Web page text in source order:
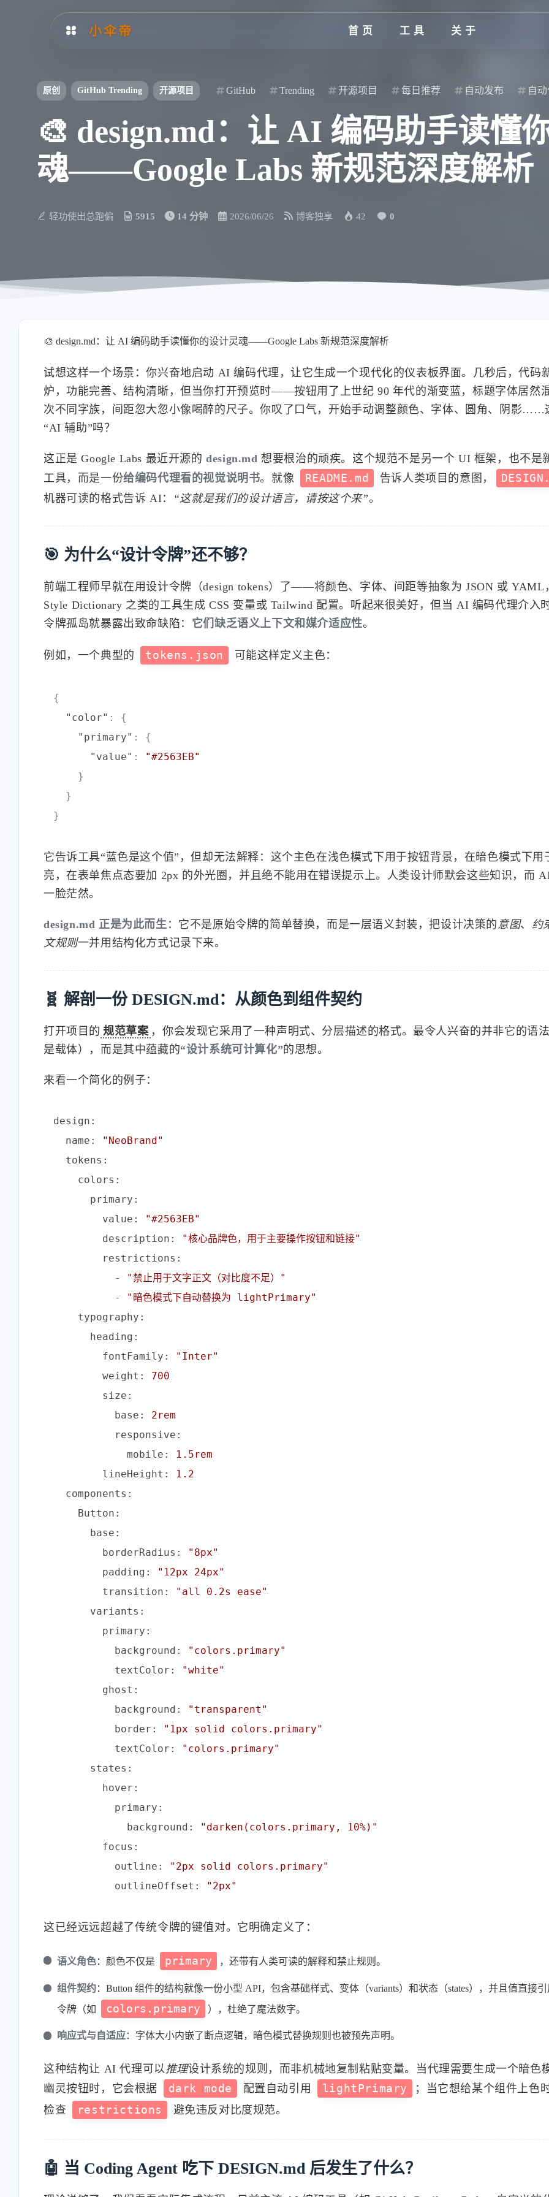
最近评论
SSL证书😒</p>
小伞帝 首页 工具 关于
原创 GitHub Trending 开源项目 GitHub Trending 开源项目 每日推荐 自动发布 自
🎨 design.md：让 AI 编码助手读懂
魂——Google Labs 新规范深度解析
轻功使出总跑偏 5915 14 分钟 2026/06/26 博客独享 42 0
🎨 design.md：让 AI 编码助手读懂你的设计灵魂——Google Labs 新规范深度解析
试想这样一个场景：你兴奋地启动 AI 编码代理，让它生成一个现代化的仪表板界面。几秒后，代码
炉，功能完善、结构清晰，但当你打开预览时——按钮用了上世纪 90 年代的渐变蓝，标题字体居然
次不同字族，间距忽大忽小像喝醉的尺子。你叹了口气，开始手动调整颜色、字体、圆角、阴影……
“AI 辅助”吗？
这正是 Google Labs 最近开源的design.md 想要根治的顽疾。这个规范不是另一个 UI 框架，也不是
工具，而是一份给编码代理看的视觉说明书。就像 README.md 告诉人类项目的意图，
机器可读的格式告诉 AI：
“这就是我们的设计语言，请按这个来”。
🎯 为什么“设计令牌”还不够？
前端工程师早就在用设计令牌（design tokens）了——将颜色、字体、间距等抽象为 JSON 或 YAML
Style Dictionary 之类的工具生成 CSS 变量或 Tailwind 配置。听起来很美好，但当 AI 编码代理介入
令牌孤岛就暴露出致命缺陷： 它们缺乏语义上下文和媒介适应性。
例如，一个典型的 tokens.json 可能这样定义主色：
{
"color" :
{
"primary" :
{
"value" :
"#2563EB"
}
}
}
它告诉工具“蓝色是这个值”，但却无法解释：这个主色在浅色模式下用于按钮背景，在暗色模式下用
亮，在表单焦点态要加 2px 的外光圈，并且绝不能用在错误提示上。人类设计师默会这些知识，而
一脸茫然。
design.md 正是为此而生 ：它不是原始令牌的简单替换，而是一层语义封装，把设计决策的意图、 约
文规则一并用结构化方式记录下来。
🧬 解剖一份 DESIGN.md：从颜色到组件契约
打开项目的 规范草案 ，你会发现它采用了一种声明式、分层描述的格式。最令人兴奋的并非它的语
是载体），而是其中蕴藏的“设计系统可计算化”的思想。
来看一个简化的例子：
design:
name:
"NeoBrand"
tokens:
colors:
primary:
value:
"#2563EB"
description:
"核心品牌色，用于主要操作按钮和链接"
restrictions:
-
"禁止用于文字正文（对比度不足）"
-
"暗色模式下自动替换为 lightPrimary"
typography:
heading:
fontFamily:
"Inter"
weight:
700
size:
base:
2rem
responsive:
mobile:
1. 5rem
lineHeight:
1.2
components:
Button:
base:
borderRadius:
"8px"
padding:
"12px 24px"
transition:
"all 0.2s ease"
variants:
primary:
background:
"colors.primary"
textColor:
"white"
ghost:
background:
"transparent"
border:
"1px solid colors.primary"
textColor:
"colors.primary"
states:
hover:
primary:
background:
"darken(colors.primary, 10%)"
focus:
outline:
"2px solid colors.primary"
outlineOffset:
"2px"
这已经远远超越了传统令牌的键值对。它明确定义了：
语义角色：颜色不仅是 primary ，还带有人类可读的解释和禁止规则。
组件契约：Button 组件的结构就像一份小型 API，包含基础样式、变体（variants）和状态（states），并且值直接
令牌（如
colors.primary ），杜绝了魔法数字。
响应式与自适应：字体大小内嵌了断点逻辑，暗色模式替换规则也被预先声明。
这种结构让 AI 代理可以 推理设计系统的规则，而非机械地复制粘贴变量。当代理需要生成一个暗色
幽灵按钮时，它会根据
dark mode 配置自动引用 lightPrimary
；当它想给某个组件上色
检查
restrictions 避免违反对比度规范。
🤖 当 Coding Agent 吃下 DESIGN.md 后发生了什么？